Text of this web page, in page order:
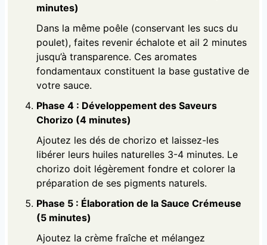
minutes)
Dans la même poêle (conservant les sucs du
poulet), faites revenir échalote et ail 2 minutes
jusqu’à transparence. Ces aromates
fondamentaux constituent la base gustative de
votre sauce.
Phase 4 : Développement des Saveurs
Chorizo (4 minutes)
Ajoutez les dés de chorizo et laissez-les
libérer leurs huiles naturelles 3-4 minutes. Le
chorizo doit légèrement fondre et colorer la
préparation de ses pigments naturels.
Phase 5 : Élaboration de la Sauce Crémeuse
(5 minutes)
Ajoutez la crème fraîche et mélangez